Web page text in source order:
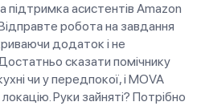
асистентів Amazon
робота на завдання
додаток і не
сказати помічнику
чи у передпокої, і MOVA
Руки зайняті? Потрібно